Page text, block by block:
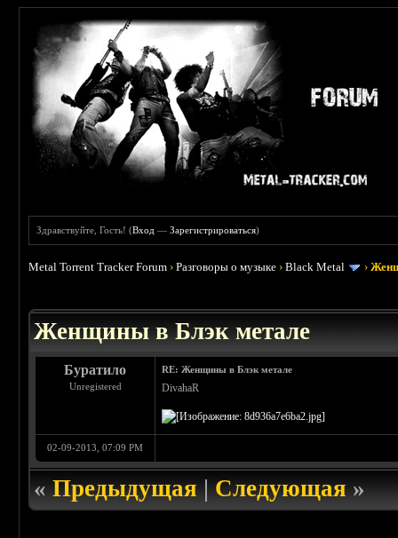
Здравствуйте, Гость! (Вход —Зарегистрироваться)
Metal Torrent Tracker Forum ›Разговоры о музыке ›Black Metal ›
Женщины в Блэк метале
Буратило
Unregistered
RE: Женщины в Блэк метале
DivahaR
02-09-2013, 07:09 PM
«Предыдущая|Следующая»